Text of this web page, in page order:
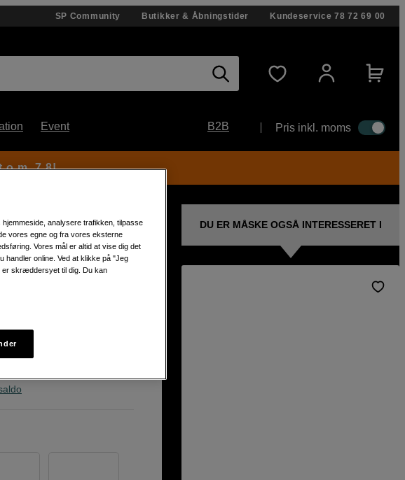
SP Community Butikker & Åbningstider Kundeservice 78 72 69 00
Event B2B Pris inkl. moms
sort
DU ER MÅSKE OGSÅ INTERESSERET I
7.8!
analysere trafikken, tilpasse
vores egne og fra vores eksterne
Vores mål er altid at vise dig det
handler online. Ved at klikke på "Jeg
er skræddersyet til dig. Du kan